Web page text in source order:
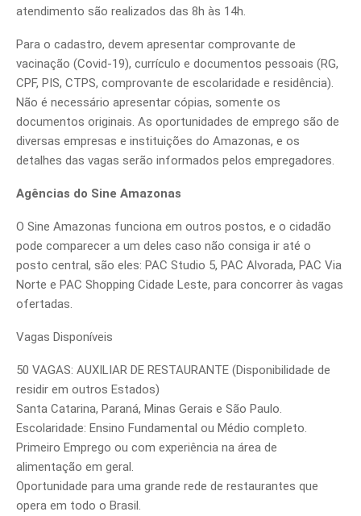
atendimento são realizados das 8h às 14h.
Para o cadastro, devem apresentar comprovante de
vacinação (Covid-19), currículo e documentos pessoais (RG,
CPF, PIS, CTPS, comprovante de escolaridade e residência).
Não é necessário apresentar cópias, somente os
documentos originais. As oportunidades de emprego são de
diversas empresas e instituições do Amazonas, e os
detalhes das vagas serão informados pelos empregadores.
Agências do Sine Amazonas
O Sine Amazonas funciona em outros postos, e o cidadão
pode comparecer a um deles caso não consiga ir até o
posto central, são eles: PAC Studio 5, PAC Alvorada, PAC Via
Norte e PAC Shopping Cidade Leste, para concorrer às vagas
ofertadas.
Vagas Disponíveis
50 VAGAS: AUXILIAR DE RESTAURANTE (Disponibilidade de
residir em outros Estados)
Santa Catarina, Paraná, Minas Gerais e São Paulo.
Escolaridade: Ensino Fundamental ou Médio completo.
Primeiro Emprego ou com experiência na área de
alimentação em geral.
Oportunidade para uma grande rede de restaurantes que
opera em todo o Brasil.